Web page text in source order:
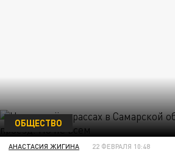
ОБЩЕСТВО
АНАСТАСИЯ ЖИГИНА 22 ФЕВРАЛЯ 10:48